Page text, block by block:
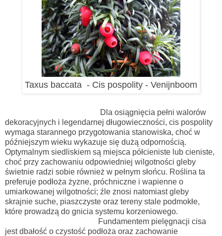
Taxus baccata - Cis pospolity - Venijnboom
Dla osiągnięcia pełni walorów
dekoracyjnych i legendarnej długowieczności, cis pospolity
wymaga starannego przygotowania stanowiska, choć w
późniejszym wieku wykazuje się dużą odpornością.
Optymalnym siedliskiem są miejsca półcieniste lub cieniste,
choć przy zachowaniu odpowiedniej wilgotności gleby
świetnie radzi sobie również w pełnym słońcu. Roślina ta
preferuje podłoża żyzne, próchniczne i wapienne o
umiarkowanej wilgotności; źle znosi natomiast gleby
skrajnie suche, piaszczyste oraz tereny stale podmokłe,
które prowadzą do gnicia systemu korzeniowego.
Fundamentem pielęgnacji cisa
jest dbałość o czystość podłoża oraz zachowanie